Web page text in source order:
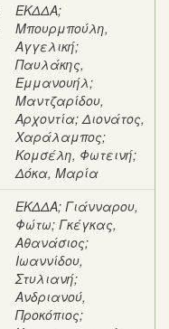
ΕΚΔΔΑ;
Μπουρμπούλη,
Αγγελική;
Παυλάκης,
Εμμανουήλ;
Μαντζαρίδου,
Αρχοντία;Διονάτος,
Χαράλαμπος;
Κομσέλη, Φωτεινή;
Δόκα, Μαρία
ΕΚΔΔΑ; Γιάνναρου,
Φώτω; Γκέγκας,
Αθανάσιος;
Ιωαννίδου,
Στυλιανή;
Ανδριανού,
Προκόπιος;